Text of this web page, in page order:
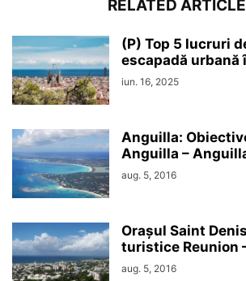
RELATED
(P) Top 5 lucruri
escapadă urbană
iun. 16, 2025
Anguilla:
Anguilla –
aug. 5, 2016
Orașul Saint
turistice Reunion
aug. 5, 2016